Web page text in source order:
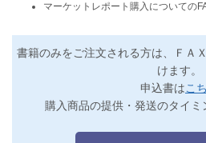
マーケットレポート購入についての
書籍のみをご注文される方は、ＦＡ
けます。
申込書はこ
購入商品の提供・発送のタイミ